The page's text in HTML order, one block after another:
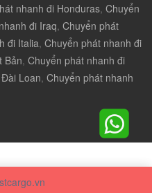
nhanh đi Honduras, Chuyển
đi Iraq, Chuyển phát
đi Italia, Chuyển phát nhanh đi
Bản, Chuyển phát nhanh đi
Loan, Chuyển phát nhanh